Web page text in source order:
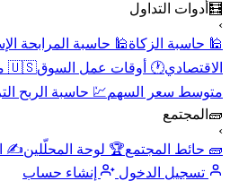
🧮 أدوات التداول
›
🕌 حاسبة الزكاة🕌 حاسبة المرابحة
الاقتصادي🕐 أوقات عمل السوق🇺🇸 متى يفتح السوق الأمريكي؟
متوسط سعر السهم💹 حاسبة الربح
🧱 المجتمع
›
🧱 حائط المجتمع🏆 لوحة المحلّلين✍️
تسجيل الدخول
إنشاء حساب